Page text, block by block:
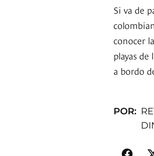
Si va de
conocer
playas
a bordo
POR: